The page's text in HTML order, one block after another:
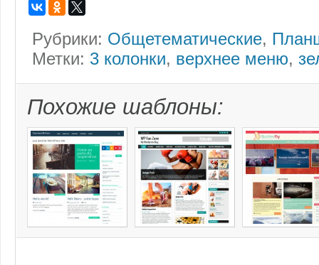
Рубрики: Общетематические,
Метки: 3 колонки, верхнее меню,
Похожие шаблоны: